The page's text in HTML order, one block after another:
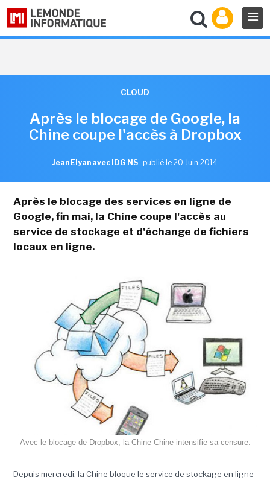
CLOUD
Après le blocage de Google, la
Chine coupe l'accès à Dropbox
Jean Elyan avec IDG NS , publié le 20 Juin 2014
Après le blocage des services en ligne de
Google, fin mai, la Chine coupe l'accès au
service de stockage et d'échange de fichiers
locaux en ligne.
Avec le blocage de Dropbox, la Chine Chine intensifie sa censure.
Depuis mercredi, la Chine bloque le service de stockage en ligne